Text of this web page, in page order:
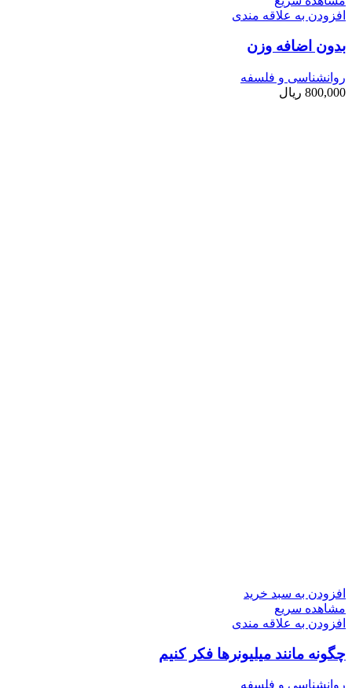
افزودن به علاقه مندی
بدون اضافه وزن
روانشناسی و فلسفه
800,000 ریال
افزودن به سبد خرید
مشاهده سریع
افزودن به علاقه مندی
چگونه مانند میلیونرها فکر کنیم
روانشناسی و فلسفه